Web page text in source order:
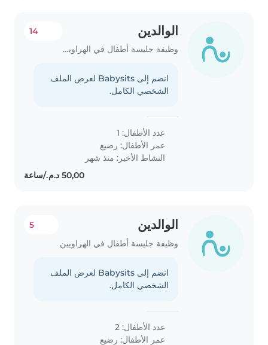
الوالدين
وظيفة جليسة أطفال في الهراويين
14
انضم إلى Babysits لعرض الملف
الشخصي الكامل.
عدد الأطفال: 1
عمر الأطفال: رضيع
النشاط الأخير: منذ شهر
الوالدين
وظيفة جليسة أطفال في الهراويين
5
انضم إلى Babysits لعرض الملف
الشخصي الكامل.
عدد الأطفال: 2
عمر الأطفال: رضيع